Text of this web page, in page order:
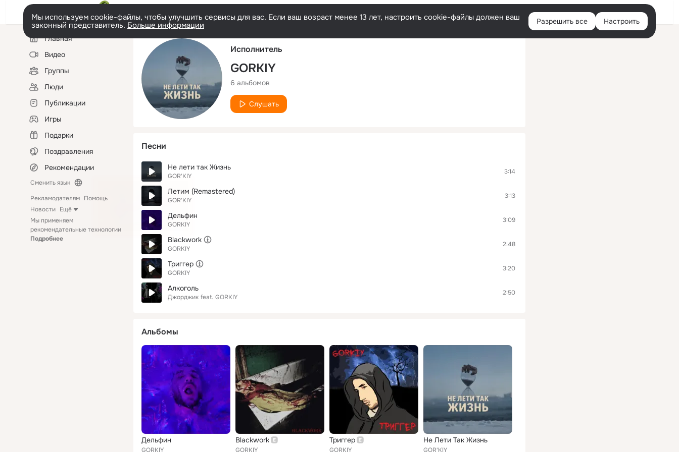
Русский Войти
Мы используем cookie-файлы, чтобы улучшить сервисы для вас. Если ваш возраст менее 13 лет, настроить cookie-файлы должен ваш
законный представитель. Больше информации Разрешить все Настроить
Левая
колонкаГлавная
Видео
Группы
Люди
Публикации
Игры
Подарки
Поздравления
Рекомендации
Сменить язык
Рекламодателям Помощь
Новости Ещё
Мы применяем
рекомендательные технологии
Подробнее
Исполнитель
GORKIY
6 альбомов
Слушать
Песни
Не лети так Жизнь
GOR'KIY
3:14
Летим (Remastered)
GOR'KIY
3:13
Дельфин
GORKIY
3:09
Blackwork
GORKIY
2:48
Триггер
GORKIY
3:20
Алкоголь
Джорджик feat. GORKIY
2:50
Альбомы
Дельфин
GORKIY
Blackwork
GORKIY
Триггер
GORKIY
Не Лети Так Жизнь
GOR'KIY